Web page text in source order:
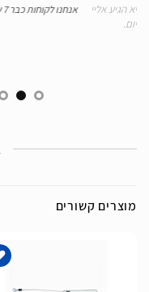
אליי
אנחנו
מוצרים קשורים